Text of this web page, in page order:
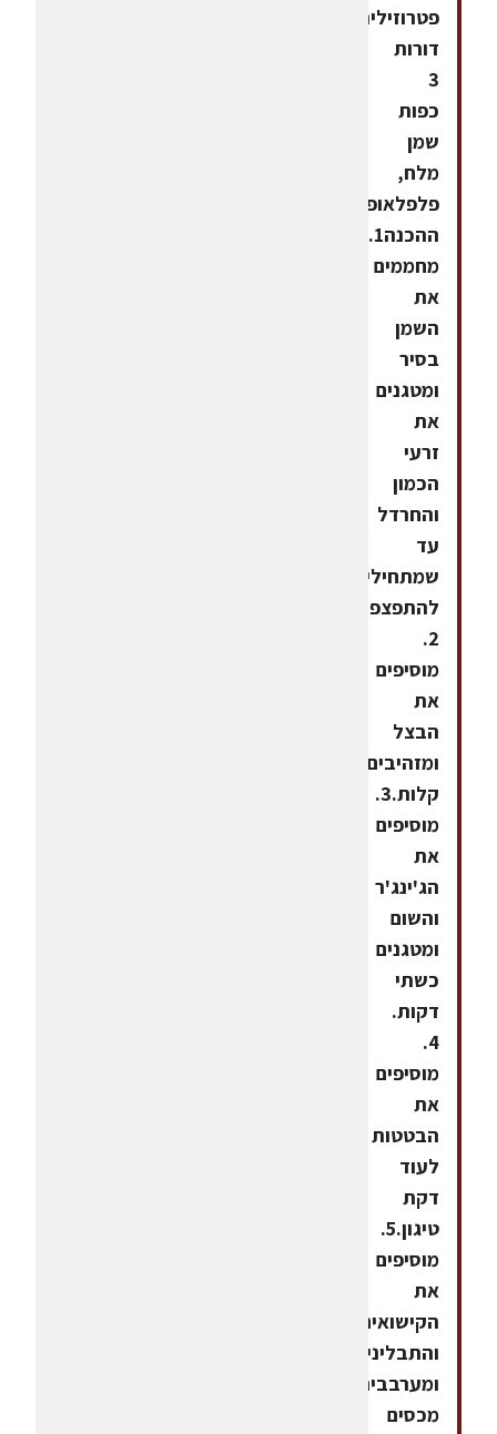
פטרוזיליה
דורות
3
כפות
שמן
מלח,
פלפלאופן
ההכנה1.
מחממים
את
השמן
בסיר
ומטגנים
את
זרעי
הכמון
והחרדל
עד
שמתחילים
להתפצפץ.
2.
מוסיפים
את
הבצל
ומזהיבים
קלות.3.
מוסיפים
את
הג'ינג'ר
והשום
ומטגנים
כשתי
דקות.
4.
מוסיפים
את
הבטטות
לעוד
דקת
טיגון.5.
מוסיפים
את
הקישואים
והתבלינים
מכסים